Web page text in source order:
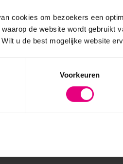
cookies om bezoekers een
de website wordt gebruikt
u de best mogelijke website
Voorkeuren
omgeving verandert. Dat is
niet-lineair verloop. Denk
denken. Probeer dat af te leren